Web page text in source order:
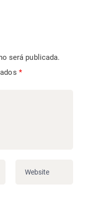
será publicada.
*